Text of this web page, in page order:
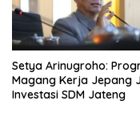
Setya Arinugroho:
Magang Kerja Jepang
Investasi SDM Jateng